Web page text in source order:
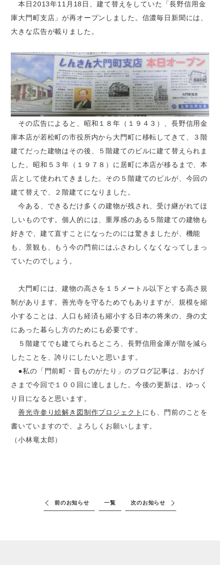
本日2013年11月18日、建て替えをしていた「長野信用金
庫大門町支店」が再オープンしました。信濃毎日新聞には、
大きな広告が載りました。
その広告によると、昭和１８年（１９４３）、長野信用金
庫本店が若松町の市役所内から大門町に移転してきて、３階
建てだった建物はその後、５階建てのビルに建て替えられま
した。昭和５３年（１９７８）に居町に本店が移るまで、本
店として使われてきました。その５階建てのビルが、今回の
建て替えで、２階建てになりました。
今ある、できるだけ多くの建物が残され、受け継がれてほ
しいものです。個人的には、重厚感のある５階建ての建物も
好きで、建て直すことになったのには驚きましたが、機能
も、景観も、もう今の門前にはふさわしくなくなってしまっ
ていたのでしょう。
大門町には、建物の高さを１５メートル以下とする高さ規
制があります。善光寺を守るためでもありますが、規模を縮
小することは、人口も経済も縮小する日本の将来の、身の丈
にあった暮らし方のためにも必要です。
５階建てでも建てられるところ、長野信用金庫が階を減ら
したことを、誇りにしたいと思います。
●私の「門前町・昔ものがたり」のブログ記事は、おかげ
さまで今回で１００回に達しました。今後の更新は、ゆっく
り目になると思います。
善光寺参り絵解き図制作プロジェクト にも、門前のことを
書いていますので、よろしくお願いします。
（小林竜太郎）
前のお知らせ 一覧 次のお知らせ